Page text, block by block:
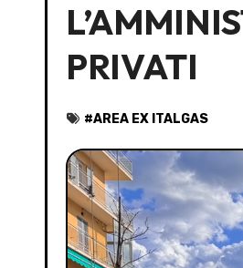
PRIVATI
#AREA EX ITALGAS